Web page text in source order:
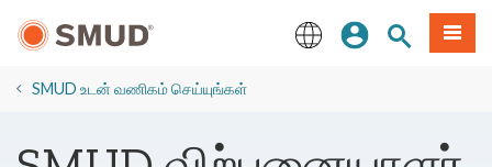
உள்ளடக்கத்திற்கு
உள்நுழையவும்
தளத் தேடல்
SMUD உடன் வணிகம் செய்யுங்கள்